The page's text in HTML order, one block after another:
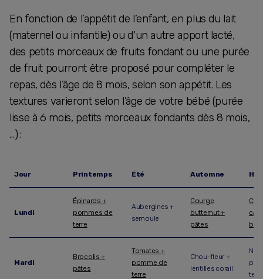
En fonction de l’appétit de l’enfant, en plus du lait
(maternel ou infantile) ou d'un autre apport lacté,
des petits morceaux de fruits fondant ou une purée
de fruit pourront être proposé pour compléter le
repas, dès l’âge de 8 mois, selon son appétit. Les
textures varieront selon l’âge de votre bébé (purée
lisse à 6 mois, petits morceaux fondants dès 8 mois,
…) :
Jour Printemps Été Automne
Lundi
Épinards +
pommes de
terre
Aubergines +
semoule
Courge
butternut +
pâtes
Mardi
Brocolis +
pâtes
Tomates +
pomme de
terre
Chou-fleur +
lentilles corail
terre